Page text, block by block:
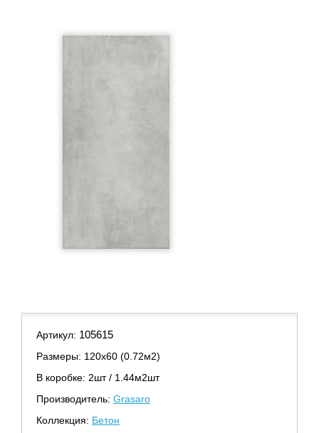
Артикул: 105615
Размеры: 120х60 (0.72м2)
В коробке: 2шт / 1.44м2шт
Производитель: Grasaro
Коллекция: Бетон